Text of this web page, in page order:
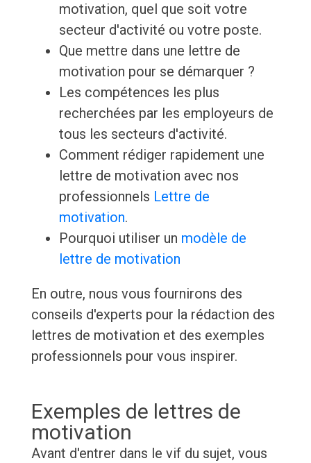
motivation, quel que soit votre
secteur d'activité ou votre poste.
Que mettre dans une lettre de
motivation pour se démarquer ?
Les compétences les plus
recherchées par les employeurs de
tous les secteurs d'activité.
Comment rédiger rapidement une
lettre de motivation avec nos
professionnels Lettre de
motivation.
Pourquoi utiliser un modèle de
lettre de motivation
En outre, nous vous fournirons des
conseils d'experts pour la rédaction des
lettres de motivation et des exemples
professionnels pour vous inspirer.
Exemples de lettres de
motivation
Avant d'entrer dans le vif du sujet, vous